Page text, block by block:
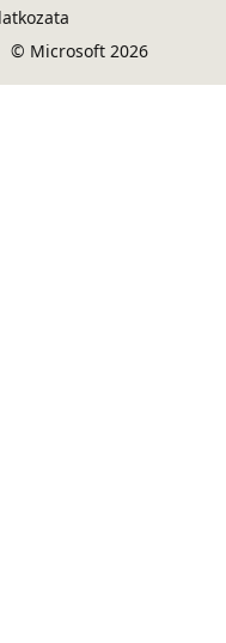
© Microsoft 2026